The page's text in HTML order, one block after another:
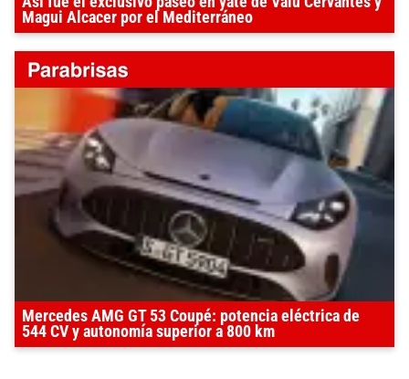
Magui Alcacer por el Mediterráneo
Mercedes AMG GT 53 Coupé: potencia eléctrica de
544 CV y autonomía superior a 800 km